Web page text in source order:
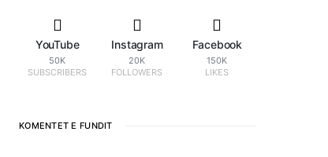
YouTube
50K
SUBSCRIBERS
Instagram
20K
FOLLOWERS
Facebook
150K
LIKES
KOMENTET E FUNDIT